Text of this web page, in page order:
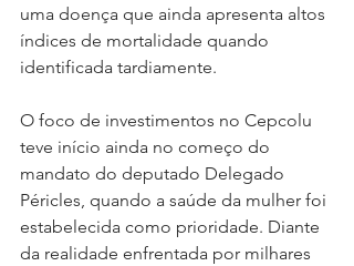
uma doença que ainda apresenta altos
índices de mortalidade quando
identificada tardiamente.
O foco de investimentos no Cepcolu
teve início ainda no começo do
mandato do deputado Delegado
Péricles, quando a saúde da mulher foi
estabelecida como prioridade. Diante
da realidade enfrentada por milhares